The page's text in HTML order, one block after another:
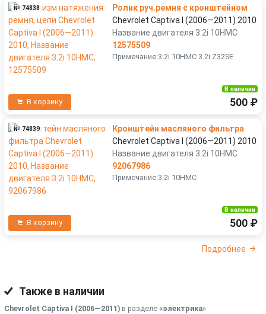
№ 74838
Ролик руч.ремня с кронштейном
Chevrolet Captiva I (2006—2011) 2010
Название двигателя 3.2i 10HMC
12575509
Примечание:3.2i 10HMC 3.2i Z32SE
В корзину
В наличии
500 ₽
№ 74839
Кронштейн масляного фильтра
Chevrolet Captiva I (2006—2011) 2010
Название двигателя 3.2i 10HMC
92067986
Примечание:3.2i 10HMC
В корзину
В наличии
500 ₽
Подробнее
Также в наличии
Chevrolet Captiva I (2006—2011) в разделе «электрика»